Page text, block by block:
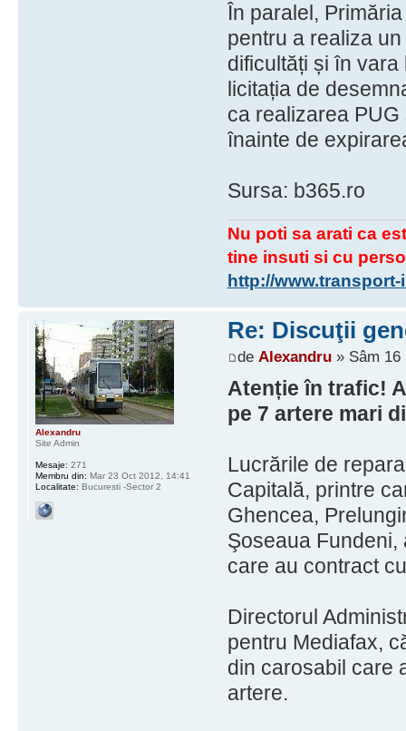
În paralel,
pentru a realiza
dificultăți și în
licitația de
ca realizarea
înainte de
Sursa: b365.ro
Nu poti sa arati ca
tine insuti si cu
http://
Re: Discuţii
de Alexandru» Sâm 16
Atenție în trafic!
pe 7 artere mari
Lucrările de
Capitală, printre
Ghencea,
Şoseaua
care au contract
Directorul
pentru Mediafax,
din carosabil care
artere.
Alexandru
Site Admin
Mesaje: 271
Membru din: Mar 23 Oct 2012, 14:41
Localitate: Bucuresti -Sector 2